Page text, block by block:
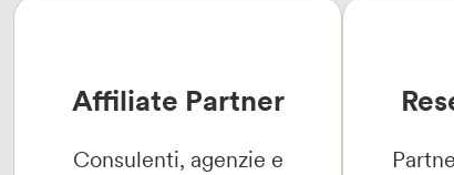
Affiliate Partner
Consulenti, agenzie e